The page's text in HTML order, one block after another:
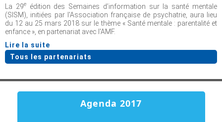
La 29eédition des Semaines d’information sur la santé mentale
(SISM), initiées par l'Association française de psychatrie, aura lieu
du 12 au 25 mars 2018 sur le thème « Santé mentale : parentalité et
enfance », en partenariat avec l'AMF.
Lire la suite
Tous les partenariats
Agenda 2017